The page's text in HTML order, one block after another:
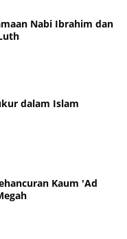
Nabi Ibrahim dan
dalam Islam
Kaum 'Ad